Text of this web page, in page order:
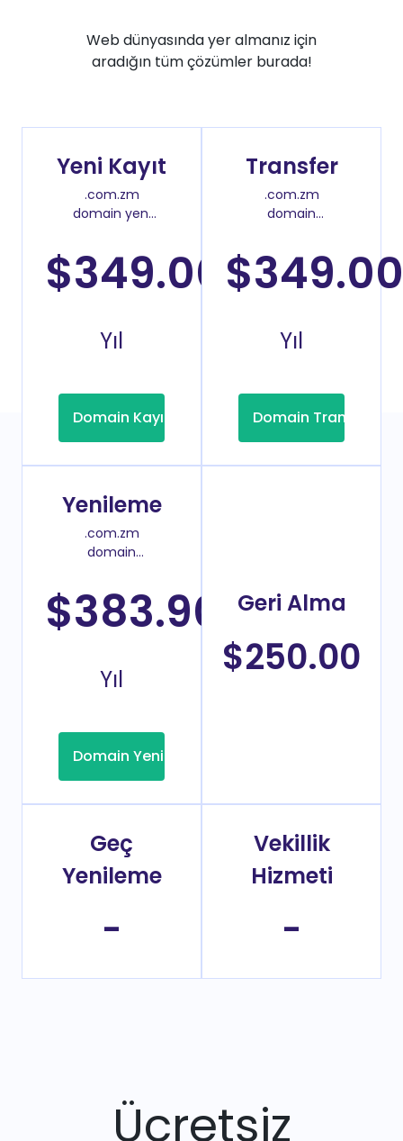
Web dünyasında yer almanız için
aradığın tüm çözümler burada!
Yeni Kayıt
.com.zm
domain yeni
$349.00 /2
Yıl
Domain Kayıt
Transfer
.com.zm
domain
$349.00
Yıl
Domain Transfer
Yenileme
.com.zm
domain
fiyatı
$383.90 /2
Yıl
Domain Yenileme
Geri Alma
$250.00
Geç
Yenileme
-
Vekillik
Hizmeti
-
Ücretsiz